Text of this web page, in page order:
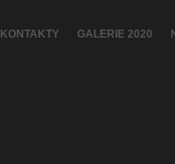
KONTAKTY GALERIE 2020